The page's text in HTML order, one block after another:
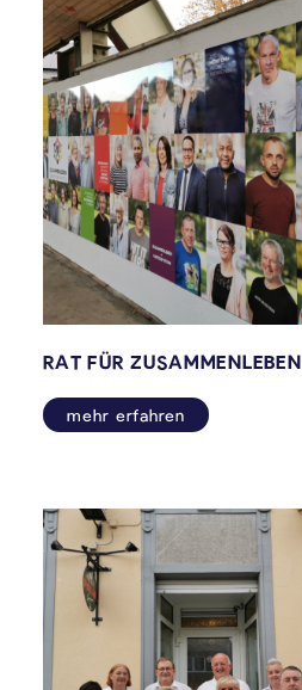
RAT FÜR ZUSAMMENLEBEN
mehr erfahren